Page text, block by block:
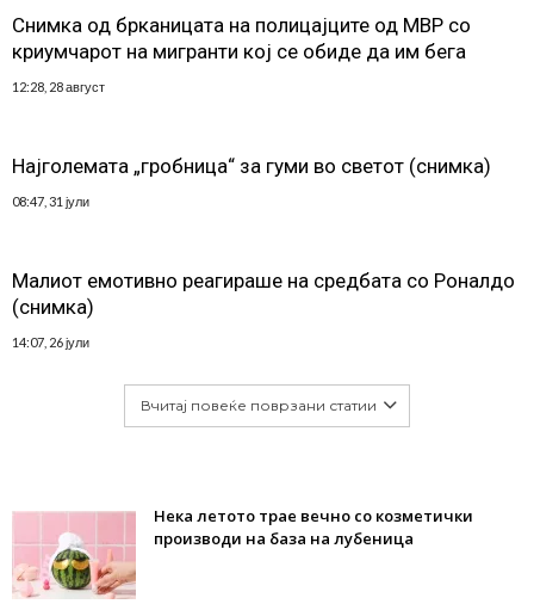
Снимка од брканицата на полицајците од МВР со
криумчарот на мигранти кој се обиде да им бега
12:28, 28 август
Најголемата „гробница“ за гуми во светот (снимка)
08:47, 31 јули
Малиот емотивно реагираше на средбата со Роналдо
(снимка)
14:07, 26 јули
Вчитај повеќе поврзани статии
Нека летото трае вечно со козметички
производи на база на лубеница